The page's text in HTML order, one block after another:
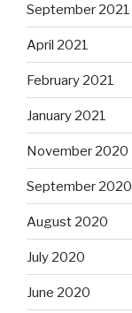
September 2021
April 2021
February 2021
January 2021
November 2020
September 2020
August 2020
July 2020
June 2020